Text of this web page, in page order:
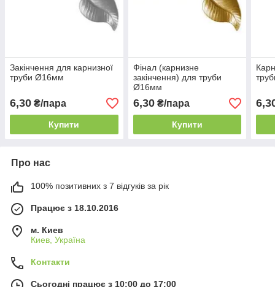
Закінчення для карнизної
труби Ø16мм
6,30 ₴/пара
Купити
Фінал (карнизне
закінчення) для труби
Ø16мм
6,30₴/пара
Купити
Про нас
100% позитивних з 7 відгуків за рік
Працює з 18.10.2016
м. Киев
Киев, Україна
Контакти
Сьогодні працює з 10:00 до 17:00